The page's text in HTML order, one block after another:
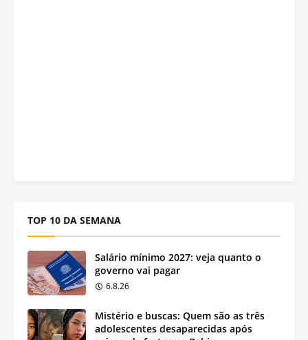
TOP 10 DA SEMANA
Salário mínimo 2027: veja quanto o
governo vai pagar
6.8.26
Mistério e buscas: Quem são as três
adolescentes desaparecidas após